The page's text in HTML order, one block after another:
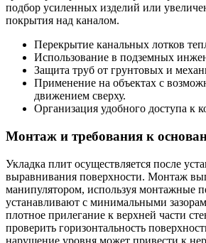
подбор усиленных изделий или
покрытия над каналом.
Перекрытие канальных лотков
Использование в подземных
Защита труб от грунтовых и
Применение на объектах с
движением сверху.
Организация удобного доступа к
Монтаж и требования к
Укладка плит осуществляется после
выравнивания поверхности. Монтаж
манипулятором, используя монтажные
устанавливают с минимальными
плотное прилегание к верхней части
проверить горизонтальность
нарушение уровня может привести к